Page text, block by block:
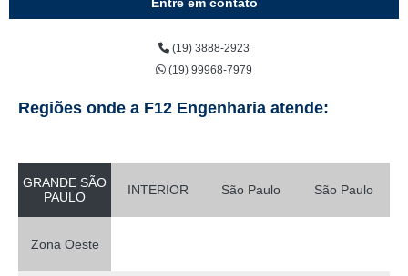
(19) 3888-2923
(19) 99968-7979
Regiões onde a F12 Engenharia atende:
GRANDE SÃO
PAULO
INTERIOR São Paulo São Paulo
Zona Oeste